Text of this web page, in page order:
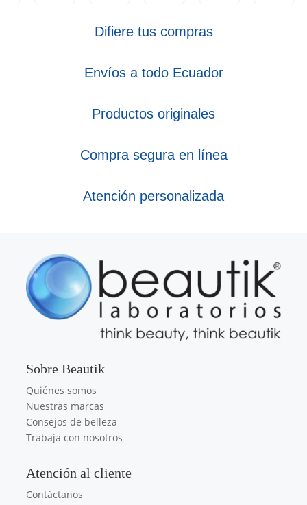
Difiere tus compras
Envíos a todo Ecuador
Productos originales
Compra segura en línea
Atención personalizada
Sobre Beautik
Quiénes somos
Nuestras marcas
Consejos de belleza
Trabaja con nosotros
Atención al cliente
Contáctanos